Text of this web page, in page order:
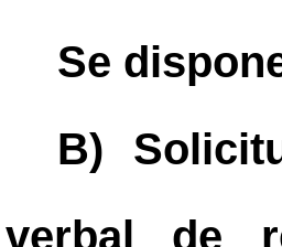
Se
B)
verbal de